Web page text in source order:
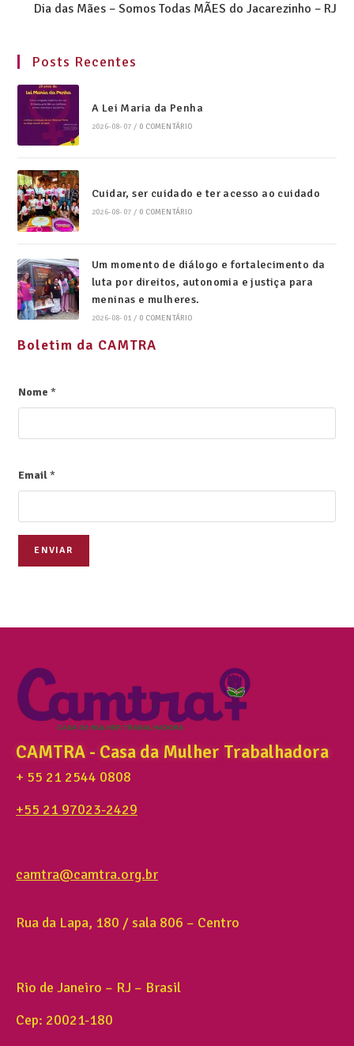
Dia das Mães – Somos Todas MÃES do Jacarezinho – RJ
Posts Recentes
A Lei Maria da Penha
2026-08-07 / 0 COMENTÁRIO
Cuidar, ser cuidado e ter acesso ao cuidado
2026-08-07 / 0 COMENTÁRIO
Um momento de diálogo e fortalecimento da
luta por direitos, autonomia e justiça para
meninas e mulheres.
2026-08-01 / 0 COMENTÁRIO
Boletim da CAMTRA
Nome*
Email*
ENVIAR
CAMTRA - Casa da Mulher Trabalhadora
+ 55 21 2544 0808
+55 21 97023-2429
camtra@camtra.org.br
Rua da Lapa, 180 / sala 806 – Centro
Rio de Janeiro – RJ – Brasil
Cep: 20021-180